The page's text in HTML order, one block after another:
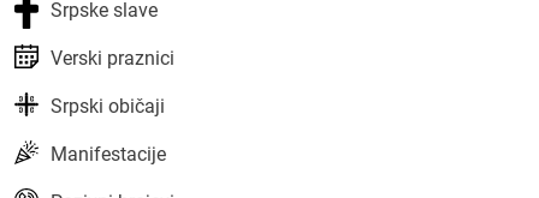
Srpske slave
Verski praznici
Srpski običaji
Manifestacije